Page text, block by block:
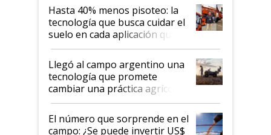
Hasta 40% menos pisoteo: la
tecnología que busca cuidar el
suelo en cada aplicación que
llevó Jacto al Congreso
Aapresid 2026
Llegó al campo argentino una
tecnología que promete
cambiar una práctica agrícola
clave: ¿Y si analizar el suelo
fuera tan simple como apretar
un botón?
El número que sorprende en el
campo: ¿Se puede invertir US$